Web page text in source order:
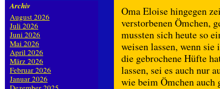
Oma Eloise hingegen
verstorbenen Ömchen,
mussten sich heute so
weisen lassen, wenn
die gebrochene Hüfte
lassen, sei es auch nur
wie beim Ömchen auch
Archiv
August 2026
Juli 2026
Juni 2026
Mai 2026
April 2026
März 2026
Februar 2026
Januar 2026